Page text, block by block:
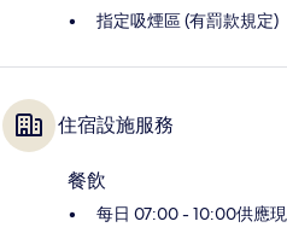
指定吸煙區 (有罰款規定)
住宿設施服務
餐飲
每日 07:00 - 10:00供應